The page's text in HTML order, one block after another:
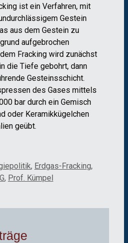
ist ein Verfahren, mit
Gestein
aus dem Gestein zu
aufgebrochen
Fracking wird zunächst
die Tiefe gebohrt, dann
Gesteinsschicht.
des Gases mittels
bar durch ein Gemisch
oder Keramikkügelchen
geübt.
, Erdgas-Fracking,
, Prof. Kümpel